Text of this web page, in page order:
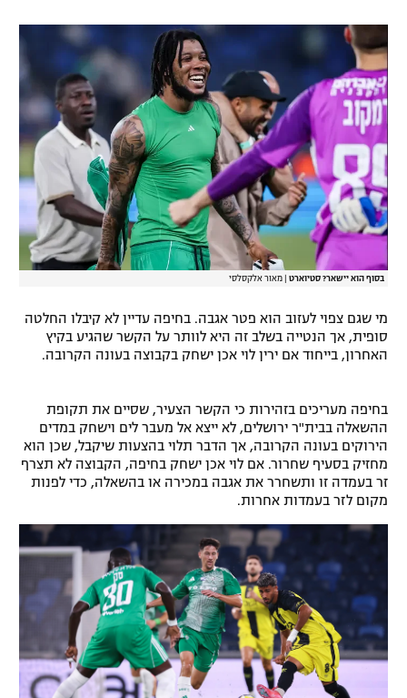
לוח דרושים – ג'ובנט
תגיות
המגזין
בסוף הוא יישאר? סטיוארט מאור אלקסלסי
מי שגם צפוי לעזוב הוא פטר אגבה. בחיפה עדיין לא קיבלו החלטה
סופית, אך הנטייה בשלב זה היא לוותר על הקשר שהגיע בקיץ
האחרון, בייחוד אם ירין לוי אכן ישחק בקבוצה בעונה הקרובה.
בחיפה מעריכים בזהירות כי הקשר הצעיר, שסיים את תקופת
ההשאלה בבית"ר ירושלים, לא ייצא אל מעבר לים וישחק במדים
הירוקים בעונה הקרובה, אך הדבר תלוי בהצעות שיקבל, שכן הוא
מחזיק בסעיף שחרור. אם לוי אכן ישחק בחיפה, הקבוצה לא תצרף
זר בעמדה זו ותשחרר את אגבה במכירה או בהשאלה, כדי לפנות
מקום לזר בעמדות אחרות.